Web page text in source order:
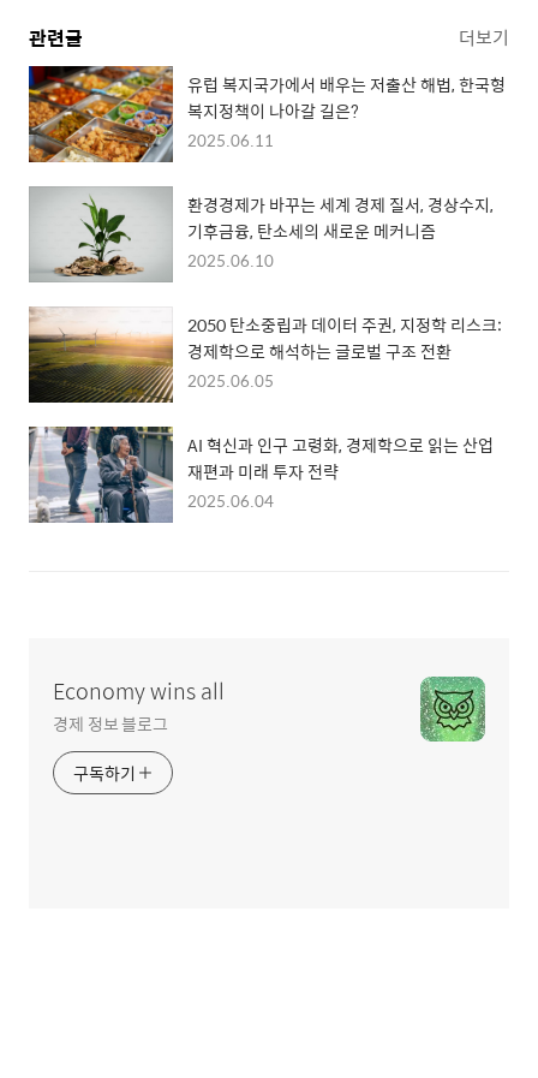
관련글 더보기
유럽 복지국가에서 배우는 저출산 해법, 한국형
복지정책이 나아갈 길은?
2025.06.11
환경경제가 바꾸는 세계 경제 질서, 경상수지,
기후금융, 탄소세의 새로운 메커니즘
2025.06.10
2050 탄소중립과 데이터 주권, 지정학 리스크:
경제학으로 해석하는 글로벌 구조 전환
2025.06.05
AI 혁신과 인구 고령화, 경제학으로 읽는 산업
재편과 미래 투자 전략
2025.06.04
Economy wins all
경제 정보 블로그
구독하기